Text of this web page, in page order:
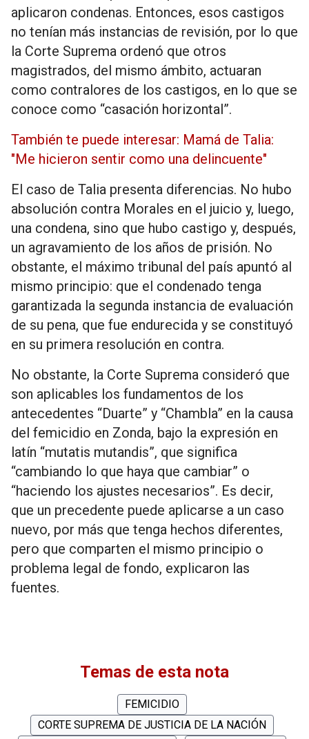
aplicaron condenas. Entonces, esos castigos
no tenían más instancias de revisión, por lo que
la Corte Suprema ordenó que otros
magistrados, del mismo ámbito, actuaran
como contralores de los castigos, en lo que se
conoce como “casación horizontal”.
También te puede interesar: Mamá de Talia:
"Me hicieron sentir como una delincuente"
El caso de Talia presenta diferencias. No hubo
absolución contra Morales en el juicio y, luego,
una condena, sino que hubo castigo y, después,
un agravamiento de los años de prisión. No
obstante, el máximo tribunal del país apuntó al
mismo principio: que el condenado tenga
garantizada la segunda instancia de evaluación
de su pena, que fue endurecida y se constituyó
en su primera resolución en contra.
No obstante, la Corte Suprema consideró que
son aplicables los fundamentos de los
antecedentes “Duarte” y “Chambla” en la causa
del femicidio en Zonda, bajo la expresión en
latín “mutatis mutandis”, que significa
“cambiando lo que haya que cambiar” o
“haciendo los ajustes necesarios”. Es decir,
que un precedente puede aplicarse a un caso
nuevo, por más que tenga hechos diferentes,
pero que comparten el mismo principio o
problema legal de fondo, explicaron las
fuentes.
Temas de esta nota
FEMICIDIO
CORTE SUPREMA DE JUSTICIA DE LA NACIÓN